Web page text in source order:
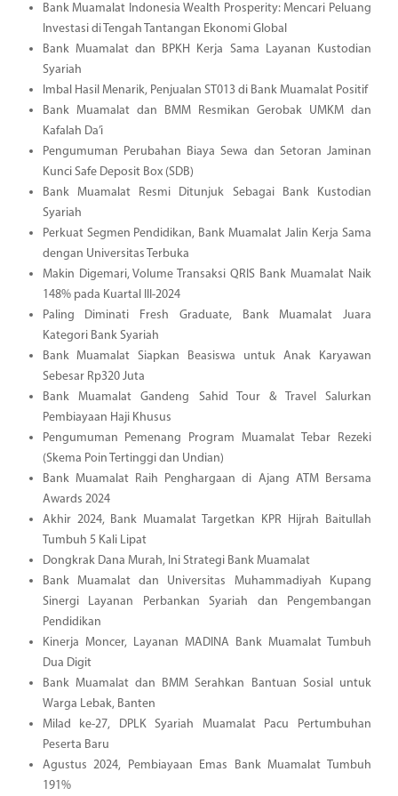
Bank Muamalat Indonesia Wealth Prosperity: Mencari Peluang
Investasi di Tengah Tantangan Ekonomi Global
Bank Muamalat dan BPKH Kerja Sama Layanan Kustodian
Syariah
Imbal Hasil Menarik, Penjualan ST013 di Bank Muamalat Positif
Bank Muamalat dan BMM Resmikan Gerobak UMKM dan
Kafalah Da’i
Pengumuman Perubahan Biaya Sewa dan Setoran Jaminan
Kunci Safe Deposit Box (SDB)
Bank Muamalat Resmi Ditunjuk Sebagai Bank Kustodian
Syariah
Perkuat Segmen Pendidikan, Bank Muamalat Jalin Kerja Sama
dengan Universitas Terbuka
Makin Digemari, Volume Transaksi QRIS Bank Muamalat Naik
148% pada Kuartal III-2024
Paling Diminati Fresh Graduate, Bank Muamalat Juara
Kategori Bank Syariah
Bank Muamalat Siapkan Beasiswa untuk Anak Karyawan
Sebesar Rp320 Juta
Bank Muamalat Gandeng Sahid Tour & Travel Salurkan
Pembiayaan Haji Khusus
Pengumuman Pemenang Program Muamalat Tebar Rezeki
(Skema Poin Tertinggi dan Undian)
Bank Muamalat Raih Penghargaan di Ajang ATM Bersama
Awards 2024
Akhir 2024, Bank Muamalat Targetkan KPR Hijrah Baitullah
Tumbuh 5 Kali Lipat
Dongkrak Dana Murah, Ini Strategi Bank Muamalat
Bank Muamalat dan Universitas Muhammadiyah Kupang
Sinergi Layanan Perbankan Syariah dan Pengembangan
Pendidikan
Kinerja Moncer, Layanan MADINA Bank Muamalat Tumbuh
Dua Digit
Bank Muamalat dan BMM Serahkan Bantuan Sosial untuk
Warga Lebak, Banten
Milad ke-27, DPLK Syariah Muamalat Pacu Pertumbuhan
Peserta Baru
Agustus 2024, Pembiayaan Emas Bank Muamalat Tumbuh
191%